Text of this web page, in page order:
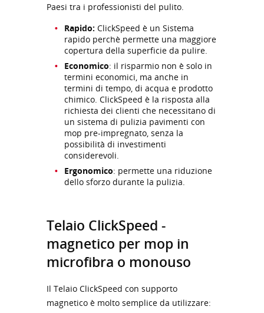
Paesi tra i professionisti del pulito.
Rapido: ClickSpeed è un Sistema
rapido perchè permette una maggiore
copertura della superficie da pulire.
Economico: il risparmio non è solo in
termini economici, ma anche in
termini di tempo, di acqua e prodotto
chimico. ClickSpeed è la risposta alla
richiesta dei clienti che necessitano di
un sistema di pulizia pavimenti con
mop pre-impregnato, senza la
possibilità di investimenti
considerevoli.
Ergonomico: permette una riduzione
dello sforzo durante la pulizia.
Telaio ClickSpeed -
magnetico per mop in
microfibra o monouso
Il Telaio ClickSpeed con supporto
magnetico è molto semplice da utilizzare: